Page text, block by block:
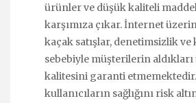
ürünler ve düşük kaliteli
karşımıza çıkar. İnternet
kaçak satışlar, denetimsizlik
sebebiyle müşterilerin
kalitesini garanti
kullanıcıların sağlığını risk